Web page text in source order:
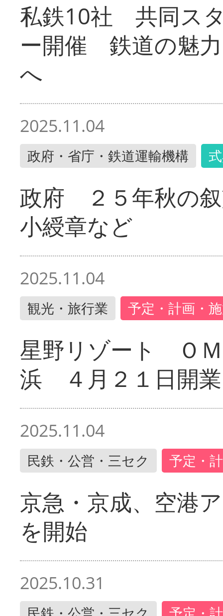
私鉄10社 共同ス
ー開催 鉄道の魅
へ
2025.11.04
政府・省庁・鉄道運輸機構
政府 ２５年秋の
小綬章など
2025.11.04
観光・旅行業 予定・計画・
星野リゾート Ｏ
浜 ４月２１日開業
2025.11.04
民鉄・公営・三セク 予定・
京急・京成、空港
を開始
2025.10.31